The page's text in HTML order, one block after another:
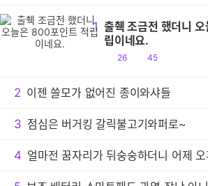
1 출췍 조금전 했더니
립이네요.
공
26
댓
45
2 이젠 쓸모가 없어진 종이와샤들
3 점심은 버거킹 갈릭불고기와퍼로~
4